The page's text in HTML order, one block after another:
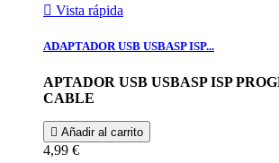
 Vista rápida
ADAPTADOR USB USBASP ISP...
APTADOR USB USBASP ISP
CABLE
 Añadir al carrito
4,99 €